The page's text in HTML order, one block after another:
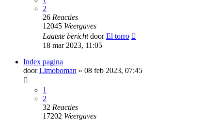
2
26 Reacties
12045 Weergaves
Laatste berichtdoorEl torro
18 mar 2023, 11:05
Index pagina
doorLimoboman » 08 feb 2023, 07:45
1
2
32 Reacties
17202 Weergaves